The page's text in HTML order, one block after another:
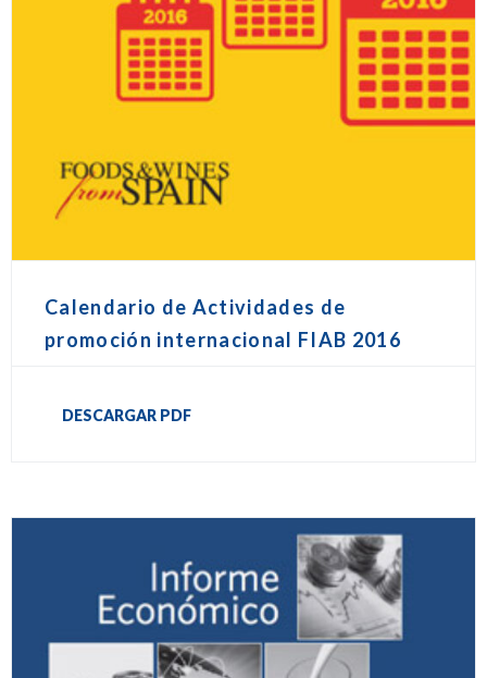
Calendario de Actividades de
promoción internacional FIAB 2016
DESCARGAR PDF